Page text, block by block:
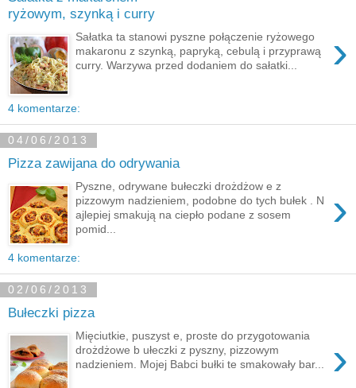
ryżowym, szynką i curry
›
Sałatka ta stanowi pyszne połączenie ryżowego
makaronu z szynką, papryką, cebulą i przyprawą
curry. Warzywa przed dodaniem do sałatki...
4 komentarze:
04/06/2013
Pizza zawijana do odrywania
›
Pyszne, odrywane bułeczki drożdżow e z
pizzowym nadzieniem, podobne do tych bułek . N
ajlepiej smakują na ciepło podane z sosem
pomid...
4 komentarze:
02/06/2013
Bułeczki pizza
›
Mięciutkie, puszyst e, proste do przygotowania
drożdżowe b ułeczki z pyszny, pizzowym
nadzieniem. Mojej Babci bułki te smakowały bar...